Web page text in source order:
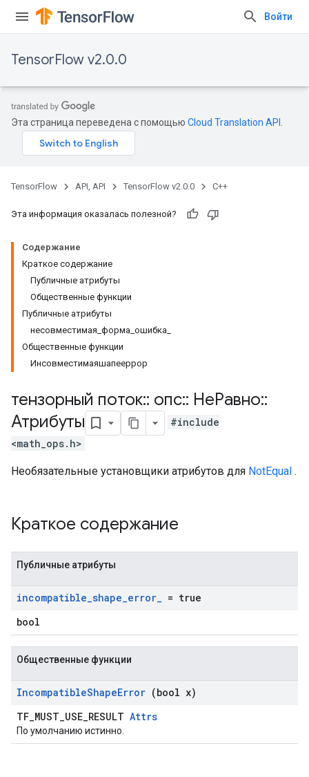
Войти
TensorFlow v2.0.0
Эта страница переведена с помощью Cloud Translation API
TensorFlow API, API TensorFlow v2.0.0 C++
Эта информация оказалась полезной?
Содержание
Краткое содержание
Публичные атрибуты
Общественные функции
Публичные атрибуты
несовместимая_форма_ошибка_
Общественные функции
Инсовместимаяшапееррор
тензорный поток:: опс:: НеРавно::
Атрибуты
#include
<math_ops.h>
Необязательные установщики атрибутов для NotEqual .
Краткое содержание
Публичные атрибуты
incompatible_shape_error_ = true
bool
Общественные функции
IncompatibleShapeError (bool x)
TF_MUST_USE_RESULT Attrs
По умолчанию истинно.